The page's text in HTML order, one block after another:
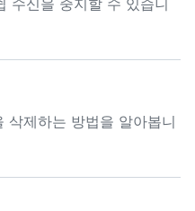
수신을 중지할 수 있습니
제하는 방법을 알아봅니